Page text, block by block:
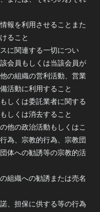
報を利用させることまた
ること
に関連する一切につい
会員もしくは当該会員が
の組織の営利活動、営業
活動に利用すること
しくは委託業者に関する
しくは消去すること
他の政治活動もしくはこ
為、宗教的行為、宗教団
体への勧誘等の宗教的活
組織への勧誘または売名
、担保に供する等の行為